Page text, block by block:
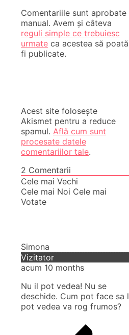
Comentariile sunt aprobate
manual. Avem și câteva
reguli simple ce trebuiesc
urmate ca acestea să poată
fi publicate.
Acest site folosește
Akismet pentru a reduce
spamul. Află cum sunt
procesate datele
comentariilor tale.
2 Comentarii
Cele mai Vechi
Cele mai Noi Cele mai
Votate
Simona
Vizitator
acum 10 months
Nu il pot vedea! Nu se
deschide. Cum pot face sa l
pot vedea va rog frumos?